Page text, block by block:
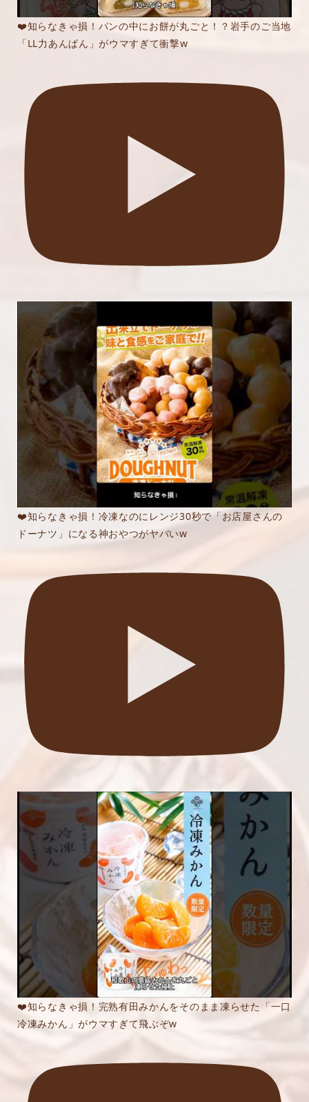
❤️知らなきゃ損！パンの中にお餅が丸ごと！？岩手のご当地
「LL力あんぱん」がウマすぎて衝撃w
❤️知らなきゃ損！冷凍なのにレンジ30秒で「お店屋さんの
ドーナツ」になる神おやつがヤバいw
❤️知らなきゃ損！完熟有田みかんをそのまま凍らせた「一口
冷凍みかん」がウマすぎて飛ぶぞw